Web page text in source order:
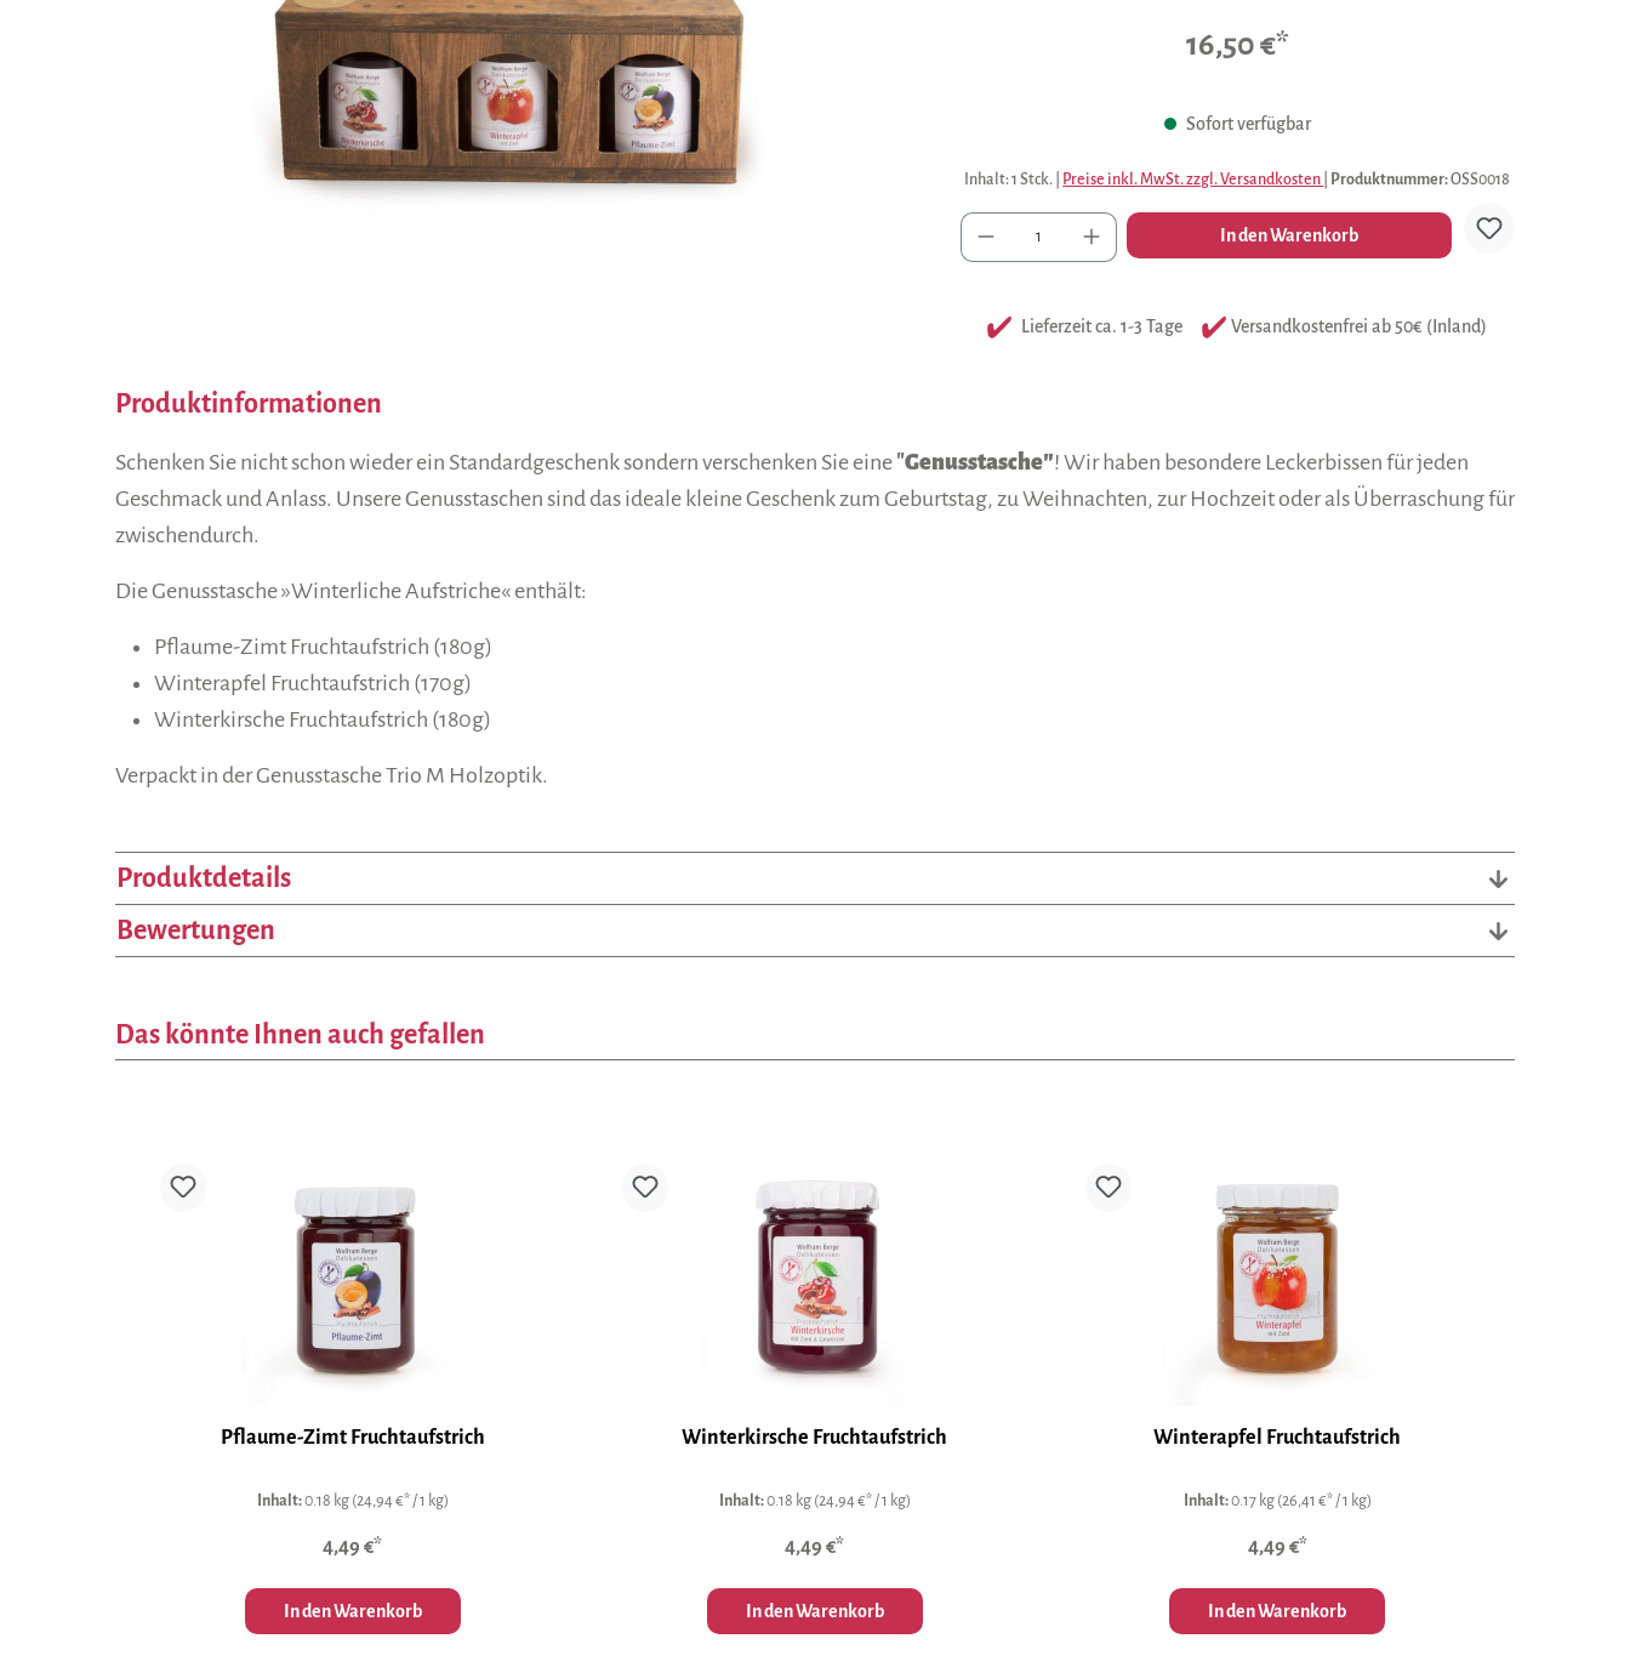
16,50 €*
Sofort verfügbar
Inhalt:1 Stck. Preise inkl. MwSt. zzgl. Versandkosten Produktnummer:OSS0018
In den Warenkorb
Lieferzeit ca. 1-3 Tage Versandkostenfrei ab 50€ (Inland)
Produktinformationen
Schenken Sie nicht schon wieder ein Standardgeschenk sondern verschenken Sie eine "Genusstasche"! Wir haben besondere Leckerbissen für jeden
Geschmack und Anlass. Unsere Genusstaschen sind das ideale kleine Geschenk zum Geburtstag, zu Weihnachten, zur Hochzeit oder als Überraschung für
zwischendurch.
Die Genusstasche »Winterliche Aufstriche« enthält:
Pflaume-Zimt Fruchtaufstrich (180g)
Winterapfel Fruchtaufstrich (170g)
Winterkirsche Fruchtaufstrich (180g)
Verpackt in der Genusstasche Trio M Holzoptik.
Produktdetails
Bewertungen
Das könnte Ihnen auch gefallen
Pflaume-Zimt Fruchtaufstrich
Inhalt:0.18 kg (24,94 €* / 1 kg)
4,49 €*
In den Warenkorb
Winterkirsche Fruchtaufstrich
Inhalt:0.18 kg (24,94 €* / 1 kg)
4,49 €*
In den Warenkorb
Winterapfel Fruchtaufstrich
Inhalt:0.17 kg (26,41 €* / 1 kg)
4,49 €*
In den Warenkorb